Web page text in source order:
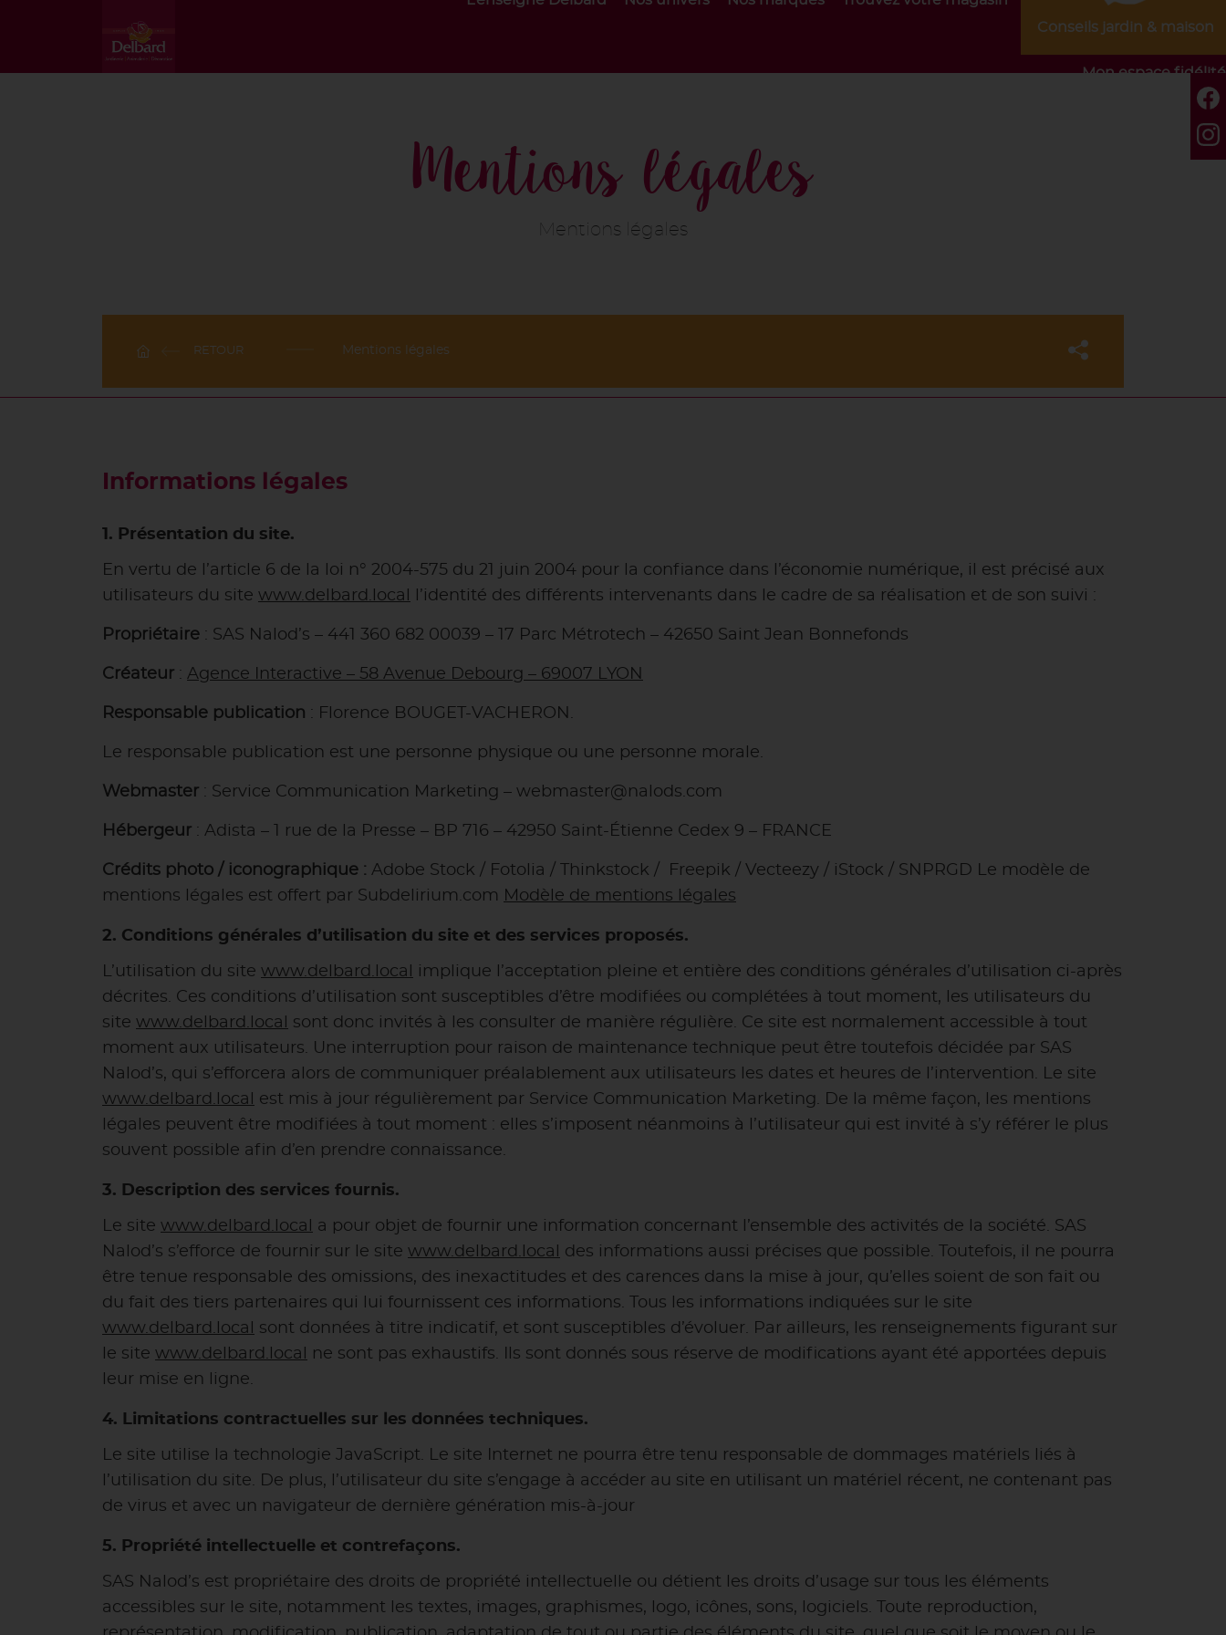
Conseils jardin & maison
Mon espace fidélité
Mentions légales
Mentions légales
RETOUR Mentions légales
Informations légales
1. Présentation du site.
En vertu de l’article 6 de la loi n° 2004-575 du 21 juin 2004 pour la confiance dans l’économie numérique, il est précisé aux
utilisateurs du site www.delbard.local l’identité des différents intervenants dans le cadre de sa réalisation et de son suivi :
Propriétaire : SAS Nalod’s – 441 360 682 00039 – 17 Parc Métrotech – 42650 Saint Jean Bonnefonds
Créateur : Agence Interactive – 58 Avenue Debourg – 69007 LYON
Responsable publication : Florence BOUGET-VACHERON.
Le responsable publication est une personne physique ou une personne morale.
Webmaster : Service Communication Marketing – webmaster@nalods.com
Hébergeur : Adista – 1 rue de la Presse – BP 716 – 42950 Saint-Étienne Cedex 9 – FRANCE
Crédits photo / iconographique : Adobe Stock / Fotolia / Thinkstock / Freepik / Vecteezy / iStock / SNPRGD Le modèle de
mentions légales est offert par Subdelirium.com Modèle de mentions légales
2. Conditions générales d’utilisation du site et des services proposés.
L’utilisation du site www.delbard.local
implique l’acceptation pleine et entière des conditions générales d’utilisation ci-après
décrites. Ces conditions d’utilisation sont susceptibles d’être modifiées ou complétées à tout moment, les utilisateurs du
site www.delbard.local
sont donc invités à les consulter de manière régulière. Ce site est normalement accessible à tout
moment aux utilisateurs. Une interruption pour raison de maintenance technique peut être toutefois décidée par SAS
Nalod’s, qui s’efforcera alors de communiquer préalablement aux utilisateurs les dates et heures de l’intervention. Le site
www.delbard.local
est mis à jour régulièrement par Service Communication Marketing. De la même façon, les mentions
légales peuvent être modifiées à tout moment : elles s’imposent néanmoins à l’utilisateur qui est invité à s’y référer le plus
souvent possible afin d’en prendre connaissance.
3. Description des services fournis.
Le site www.delbard.local
a pour objet de fournir une information concernant l’ensemble des activités de la société. SAS
Nalod’s s’efforce de fournir sur le site www.delbard.local
des informations aussi précises que possible. Toutefois, il ne pourra
être tenue responsable des omissions, des inexactitudes et des carences dans la mise à jour, qu’elles soient de son fait ou
du fait des tiers partenaires qui lui fournissent ces informations. Tous les informations indiquées sur le site
www.delbard.local
sont données à titre indicatif, et sont susceptibles d’évoluer. Par ailleurs, les renseignements figurant sur
le site www.delbard.local
ne sont pas exhaustifs. Ils sont donnés sous réserve de modifications ayant été apportées depuis
leur mise en ligne.
4. Limitations contractuelles sur les données techniques.
Le site utilise la technologie JavaScript. Le site Internet ne pourra être tenu responsable de dommages matériels liés à
l’utilisation du site. De plus, l’utilisateur du site s’engage à accéder au site en utilisant un matériel récent, ne contenant pas
de virus et avec un navigateur de dernière génération mis-à-jour
5. Propriété intellectuelle et contrefaçons.
SAS Nalod’s est propriétaire des droits de propriété intellectuelle ou détient les droits d’usage sur tous les éléments
accessibles sur le site, notamment les textes, images, graphismes, logo, icônes, sons, logiciels. Toute reproduction,